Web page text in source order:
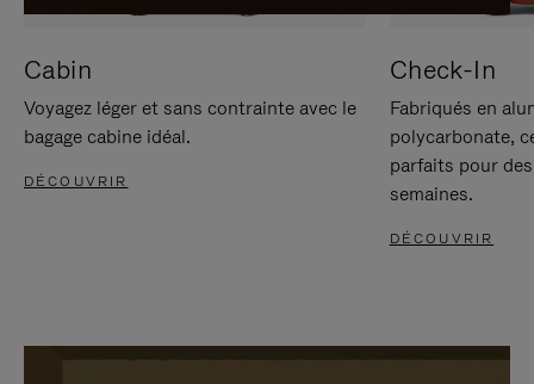
Cabin
Voyagez léger et sans contrainte avec le
bagage cabine idéal.
DÉCOUVRIR
Check-In
Fabriqués en
polycarbonate,
parfaits pour
semaines.
DÉCOUVRIR